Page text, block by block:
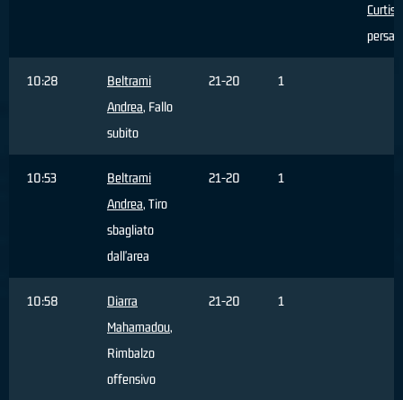
Curtis
persa
10:28
Beltrami
Andrea, Fallo
subito
21-20 1
10:53
Beltrami
Andrea, Tiro
sbagliato
dall'area
21-20 1
10:58
Diarra
Mahamadou,
Rimbalzo
offensivo
21-20 1